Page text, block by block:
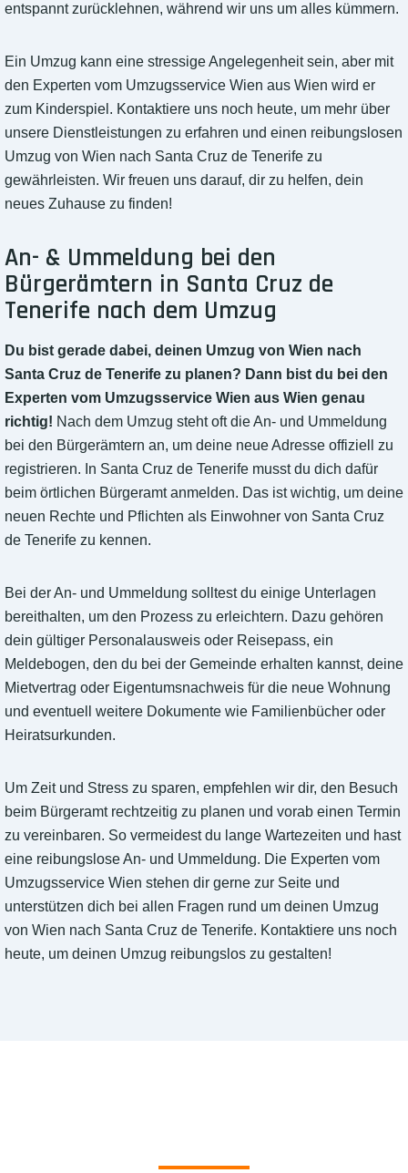
entspannt zurücklehnen, während wir uns um alles kümmern.
Ein Umzug kann eine stressige Angelegenheit sein, aber mit
den Experten vom Umzugsservice Wien aus Wien wird er
zum Kinderspiel. Kontaktiere uns noch heute, um mehr über
unsere Dienstleistungen zu erfahren und einen reibungslosen
Umzug von Wien nach Santa Cruz de Tenerife zu
gewährleisten. Wir freuen uns darauf, dir zu helfen, dein
neues Zuhause zu finden!
An- & Ummeldung bei den
Bürgerämtern in Santa Cruz de
Tenerife nach dem Umzug
Du bist gerade dabei, deinen Umzug von Wien nach
Santa Cruz de Tenerife zu planen? Dann bist du bei den
Experten vom Umzugsservice Wien aus Wien genau
richtig! Nach dem Umzug steht oft die An- und Ummeldung
bei den Bürgerämtern an, um deine neue Adresse offiziell zu
registrieren. In Santa Cruz de Tenerife musst du dich dafür
beim örtlichen Bürgeramt anmelden. Das ist wichtig, um deine
neuen Rechte und Pflichten als Einwohner von Santa Cruz
de Tenerife zu kennen.
Bei der An- und Ummeldung solltest du einige Unterlagen
bereithalten, um den Prozess zu erleichtern. Dazu gehören
dein gültiger Personalausweis oder Reisepass, ein
Meldebogen, den du bei der Gemeinde erhalten kannst, deine
Mietvertrag oder Eigentumsnachweis für die neue Wohnung
und eventuell weitere Dokumente wie Familienbücher oder
Heiratsurkunden.
Um Zeit und Stress zu sparen, empfehlen wir dir, den Besuch
beim Bürgeramt rechtzeitig zu planen und vorab einen Termin
zu vereinbaren. So vermeidest du lange Wartezeiten und hast
eine reibungslose An- und Ummeldung. Die Experten vom
Umzugsservice Wien stehen dir gerne zur Seite und
unterstützen dich bei allen Fragen rund um deinen Umzug
von Wien nach Santa Cruz de Tenerife. Kontaktiere uns noch
heute, um deinen Umzug reibungslos zu gestalten!